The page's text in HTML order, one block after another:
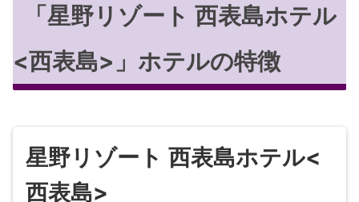
「星野リゾート 西表島ホテル
<西表島>」ホテルの特徴
星野リゾート 西表島ホテル<
西表島>